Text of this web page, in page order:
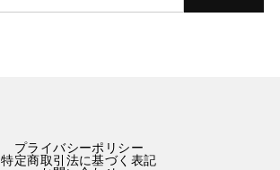
プライバシーポリシー
特定商取引法に基づく表記